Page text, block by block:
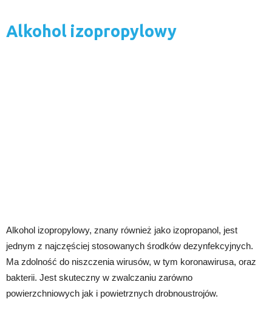
Alkohol izopropylowy
Alkohol izopropylowy, znany również jako izopropanol, jest
jednym z najczęściej stosowanych środków dezynfekcyjnych.
Ma zdolność do niszczenia wirusów, w tym koronawirusa, oraz
bakterii. Jest skuteczny w zwalczaniu zarówno
powierzchniowych jak i powietrznych drobnoustrojów.